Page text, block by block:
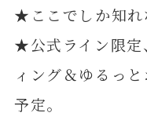
★ここでしか知れ
★公式ライン限定
ィング＆ゆるっ
予定。